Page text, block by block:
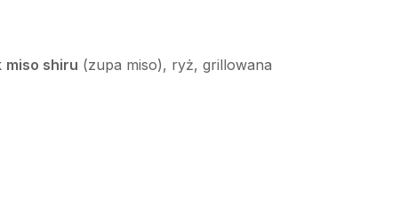
miso shiru (zupa miso), ryż, grillowana